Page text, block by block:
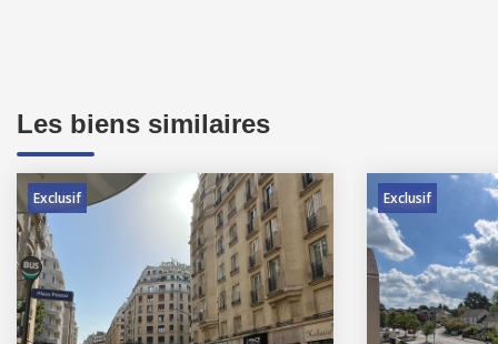
Les biens similaires
Exclusif Exclusif